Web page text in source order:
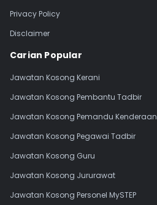
Privacy Policy
Disclaimer
Carian Popular
Jawatan Kosong Kerani
Jawatan Kosong Pembantu Tadbir
Jawatan Kosong Pemandu Kenderaan
Jawatan Kosong Pegawai Tadbir
Jawatan Kosong Guru
Jawatan Kosong Jururawat
Jawatan Kosong Personel MySTEP